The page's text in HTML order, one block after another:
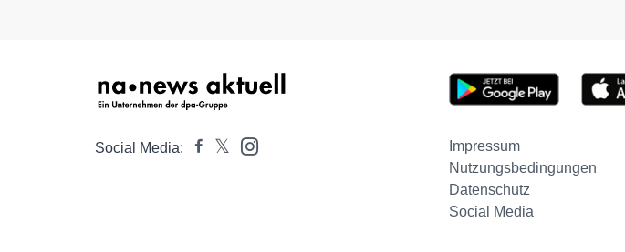
Social Media: Impressum
Nutzungsbedingungen
Datenschutz
Social Media